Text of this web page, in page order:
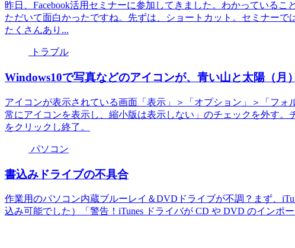
昨日、Facebook活用セミナーに参加してきました。わかっている
ただいて面白かったですね。先ずは、ショートカット。セミナー
たくさんあり...
トラブル
Windows10で写真などのアイコンが、青い山と太陽（月
アイコンが表示されている画面「表示」＞「オプション」＞「フ
常にアイコンを表示し、縮小版は表示しない」のチェックを外す。
をクリックし終了。
パソコン
書込みドライブの不具合
作業用のパソコン内蔵ブルーレイ＆DVDドライブが不調？まず、
込み可能でした）「警告！iTunes ドライバが CD や DVD のインポ